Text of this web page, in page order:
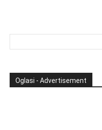
Oglasi - Advertisement